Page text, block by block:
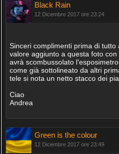
Black Rain
12 Dicembre 2017 ore 23:24
Sinceri complimenti prima di
valore aggiunto a questa foto
avrà scombussolato
come già sottolineato da altri
tele si nota un netto stacco dei
Ciao
Andrea
Green is the colour
12 Dicembre 2017 ore 23:49